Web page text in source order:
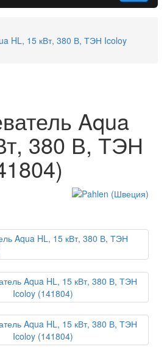
HL, 15 кВт, 380 В, ТЭН Icoloy
Aqua
380 В, ТЭН